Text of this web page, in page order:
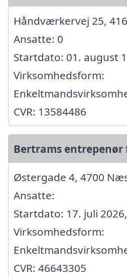
Håndværkervej 25,
Ansatte: 0
Startdato: 01. august
Virksomhedsform:
CVR: 13584486
Bertrams entrepenør
Østergade 4, 4700
Ansatte:
Startdato: 17. juli 2026,
Virksomhedsform:
CVR: 46643305